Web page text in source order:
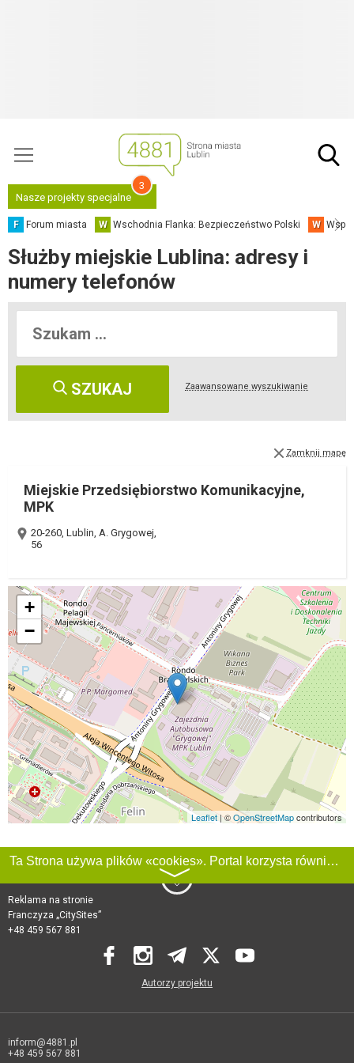
Nasze projekty specjalne
3
F Forum miasta W Wschodnia Flanka: Bezpieczeństwo Polski W
Służby miejskie Lublina: adresy i
numery telefonów
SZUKAJ Zaawansowane wyszukiwanie
Zamknij mapę
Miejskie Przedsiębiorstwo Komunikacyjne,
MPK
20-260, Lublin, A. Grygowej,
56
+
−
Leaflet| ©OpenStreetMapcontributors
Ta Strona używa plików «cookies». Portal korzysta również z serwisu internetowego do zbierania danych technicznych o odwiedzających w celu uzyskania informacji marketingowych i statystycznych. Warunki przetwarzania danych odwiedzających Stronę, patrz:
〉
Reklama na stronie
Franczyza „CitySites”
+48 459 567 881
Autorzy projektu
inform@4881.pl
+48 459 567 881